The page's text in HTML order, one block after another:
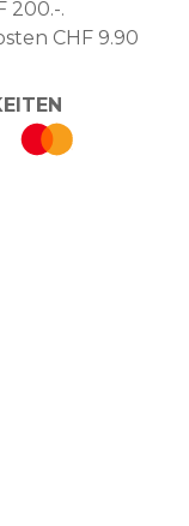
200.-.
CHF 9.90